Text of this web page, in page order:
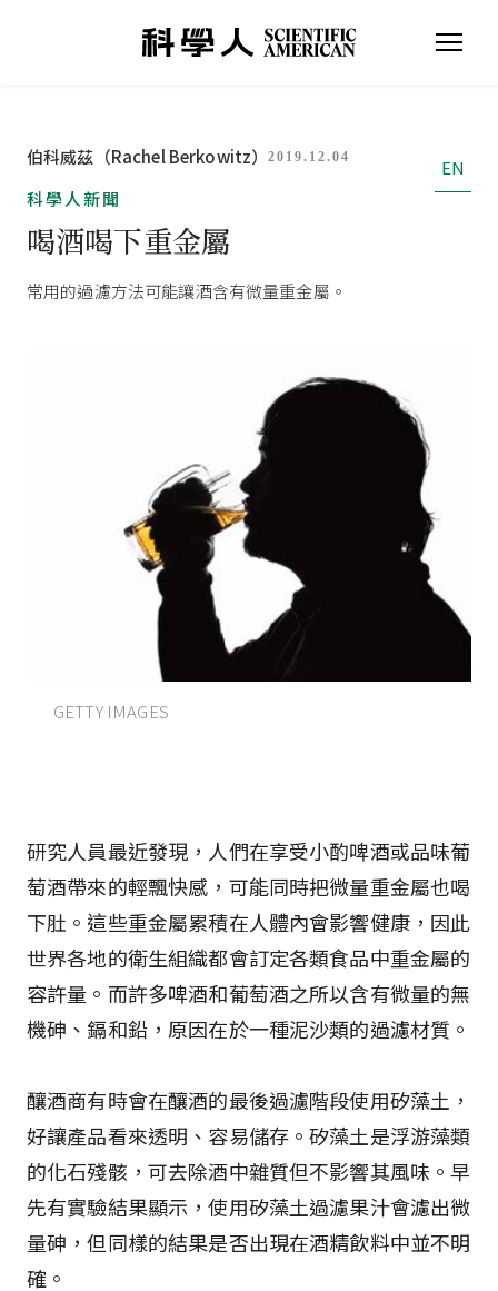
伯科威茲（Rachel Berkowitz）2019.12.04
EN
科學人新聞
喝酒喝下重金屬
常用的過濾方法可能讓酒含有微量重金屬。
GETTY IMAGES
研究人員最近發現，人們在享受小酌啤酒或品味葡
萄酒帶來的輕飄快感，可能同時把微量重金屬也喝
下肚。這些重金屬累積在人體內會影響健康，因此
世界各地的衛生組織都會訂定各類食品中重金屬的
容許量。而許多啤酒和葡萄酒之所以含有微量的無
機砷、鎘和鉛，原因在於一種泥沙類的過濾材質。
釀酒商有時會在釀酒的最後過濾階段使用矽藻土，
好讓產品看來透明、容易儲存。矽藻土是浮游藻類
的化石殘骸，可去除酒中雜質但不影響其風味。早
先有實驗結果顯示，使用矽藻土過濾果汁會濾出微
量砷，但同樣的結果是否出現在酒精飲料中並不明
確。